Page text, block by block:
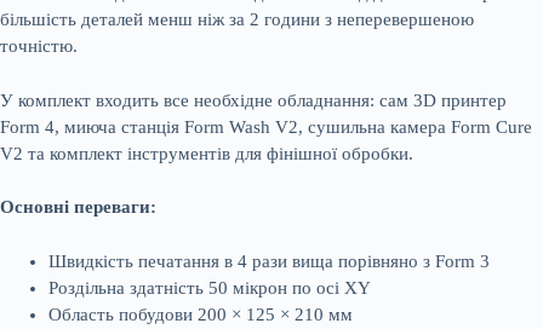
більшість деталей менш ніж за 2 години з неперевершеною
точністю.
У комплект входить все необхідне обладнання: сам 3D принтер
Form 4, миюча станція Form Wash V2, сушильна камера Form Cure
V2 та комплект інструментів для фінішної обробки.
Основні переваги:
Швидкість печатання в 4 рази вища порівняно з Form 3
Роздільна здатність 50 мікрон по осі XY
Область побудови 200 × 125 × 210 мм